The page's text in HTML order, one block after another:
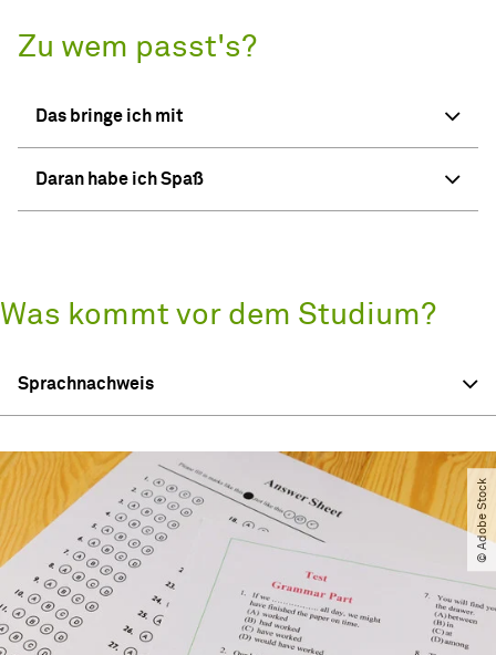
Zu wem passt's?
Das bringe ich mit
Daran habe ich Spaß
Was kommt vor dem Studium?
Sprachnachweis
© Adobe Stock